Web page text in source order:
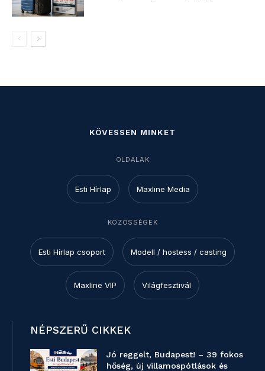
KÖVESSEN MINKET
OLDALAK
Esti Hírlap Maxline Media
KÖZÖSSÉGEK
Esti Hírlap csoport Modell / hostess / casting
Maxline VIP Világfesztivál
NÉPSZERŰ CIKKEK
Jó reggelt, Budapest! – 39 fokos
hőség, új villamospótlások és